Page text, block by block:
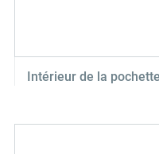
Intérieur de la pochette